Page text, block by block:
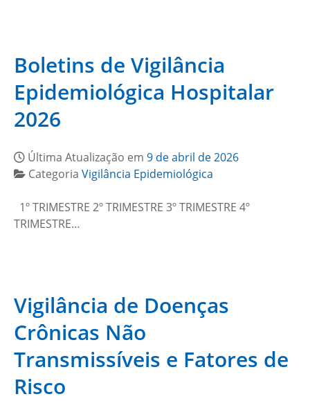
Boletins de Vigilância
Epidemiológica Hospitalar
2026
Última Atualização em 9 de abril de 2026
Categoria Vigilância Epidemiológica
1º TRIMESTRE 2º TRIMESTRE 3º TRIMESTRE 4º
TRIMESTRE…
Vigilância de Doenças
Crônicas Não
Transmissíveis e Fatores de
Risco